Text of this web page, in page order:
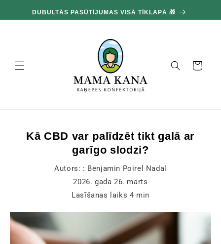
pāriet
pie
DUBULTĀS PASŪTĪJUMAS VISĀ TĪKLAPĀ 🎁
Grozs
Kā CBD var palīdzēt tikt galā ar
garīgo slodzi?
Autors: : Benjamin Poirel Nadal
2026. gada 26. marts
Lasīšanas laiks 4 min